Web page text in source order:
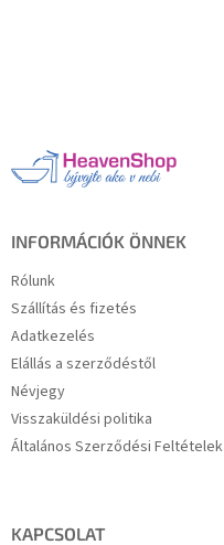
INFORMÁCIÓK ÖNNEK
Rólunk
Szállítás és fizetés
Adatkezelés
Elállás a szerződéstől
Névjegy
Visszaküldési politika
Általános Szerződési Feltételek
KAPCSOLAT